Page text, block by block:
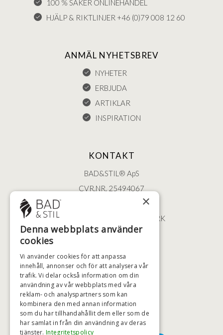
100 % SÄKER ONLINEHANDEL
HJÄLP & RIKTLINJER +46 (0)79 008 12 60
ANMÄL NYHETSBREV
NYHETER
ERBJUDA
ARTIKLAR
INSPIRATION
KONTAKT
BAD&STIL® ApS
CVR.NR. 25494067
ØSTERBROGADE 202
2100 KØBENHAVN • DANMARK
+46 (0)79 008 12 60
HÖGSTA KREDITVÄRDIGHET
BETALNINGSALTERNATIV
×
Denna webbplats använder
cookies
Vi använder cookies för att anpassa
innehåll, annonser och för att analysera vår
trafik. Vi delar också information om din
användning av vår webbplats med våra
reklam- och analyspartners som kan
kombinera den med annan information
som du har tillhandahållit dem eller som de
har samlat in från din användning av deras
tjänster. Integritetspolicy